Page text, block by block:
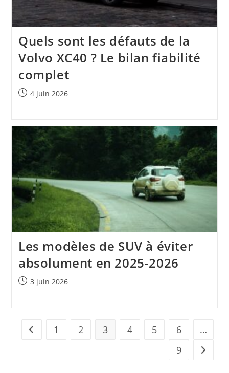
Quels sont les défauts de la
Volvo XC40 ? Le bilan fiabilité
complet
Publication
4 juin 2026
Les modèles de SUV à éviter
absolument en 2025-2026
Publication
3 juin 2026
Go to the previous page
1 2 3 4 5 6
…
9
Aller à